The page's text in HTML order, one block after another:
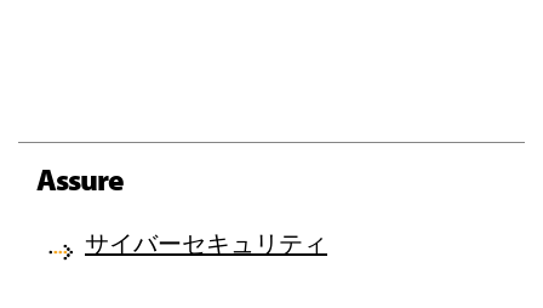
Assure
サイバーセキュリティ